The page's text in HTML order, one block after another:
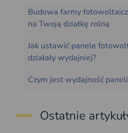
Budowa farmy
na Twoją działkę rolną
Jak ustawić panele
działały wydajniej?
Czym jest wydajność
Ostatnie